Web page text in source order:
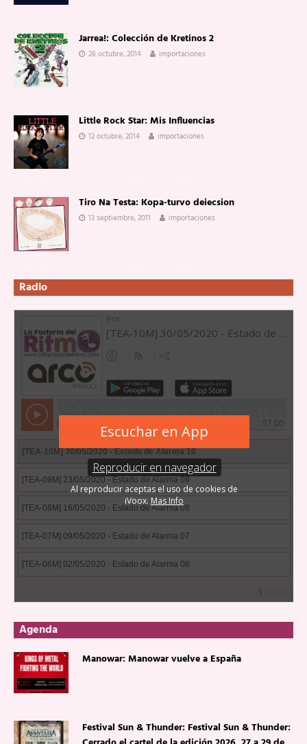
Jarrea!: Colección de Kretinos 2
26 octubre, 2014 importaciones
Little Rock Star: Mis Influencias
12 octubre, 2014 importaciones
Tiro Na Testa: Kopa-turvo deiecsion
13 septiembre, 2011 importaciones
Radio
Agenda
Manowar: Manowar vuelve a España
Festival Sun & Thunder: Festival Sun & Thunder: